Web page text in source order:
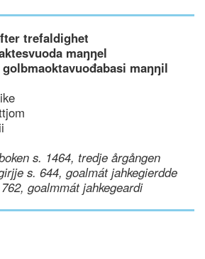
trefaldighet
maŋŋel
maŋŋil
s. 1464, tredje årgången
s. 644, goalmát jahkegierdde
goalmmát jahkegeardi